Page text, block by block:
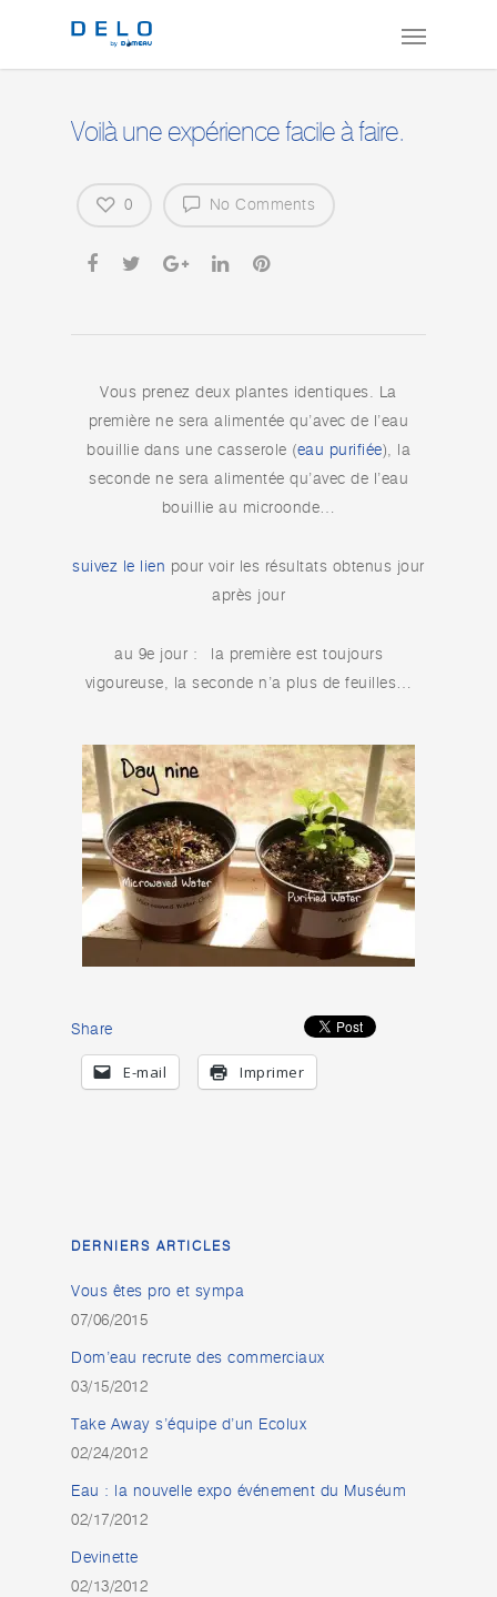
Voilà une expérience facile à faire.
No Comments
0
Vous prenez deux plantes identiques. La
première ne sera alimentée qu’avec de l’eau
bouillie dans une casserole (eau purifiée), la
seconde ne sera alimentée qu’avec de l’eau
bouillie au microonde…
suivez le lien pour voir les résultats obtenus jour
après jour
au 9e jour : la première est toujours
vigoureuse, la seconde n’a plus de feuilles…
Share
E-mail Imprimer
DERNIERS ARTICLES
Vous êtes pro et sympa
07/06/2015
Dom’eau recrute des commerciaux
03/15/2012
Take Away s’équipe d’un Ecolux
02/24/2012
Eau : la nouvelle expo événement du Muséum
02/17/2012
Devinette
02/13/2012